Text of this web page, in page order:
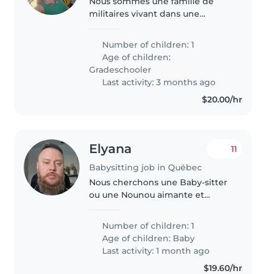
militaires vivant dans une
grande cours pour jouer ou
manger. Léo est un garçon
énergique qui aime jouer au
légos ou avec ses..
Number of children: 1
Age of children:
Gradeschooler
Last activity: 3 months ago
$20.00/hr
Elyana
Babysitting job in Québec
11
Nous cherchons une Baby-sitter
ou une Nounou aimante et
fille de 2 mois. Nous parlons
français et anglais à la maison. La
garde aura lieu chez nous.
N'hésitez..
Number of children: 1
Age of children: Baby
Last activity: 1 month ago
$19.60/hr